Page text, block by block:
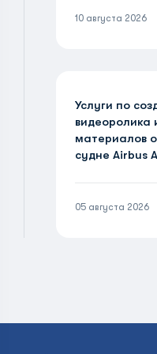
10 августа 2026
Услуги по
видеоролика
материалов
судне Airbus
05 августа 2026